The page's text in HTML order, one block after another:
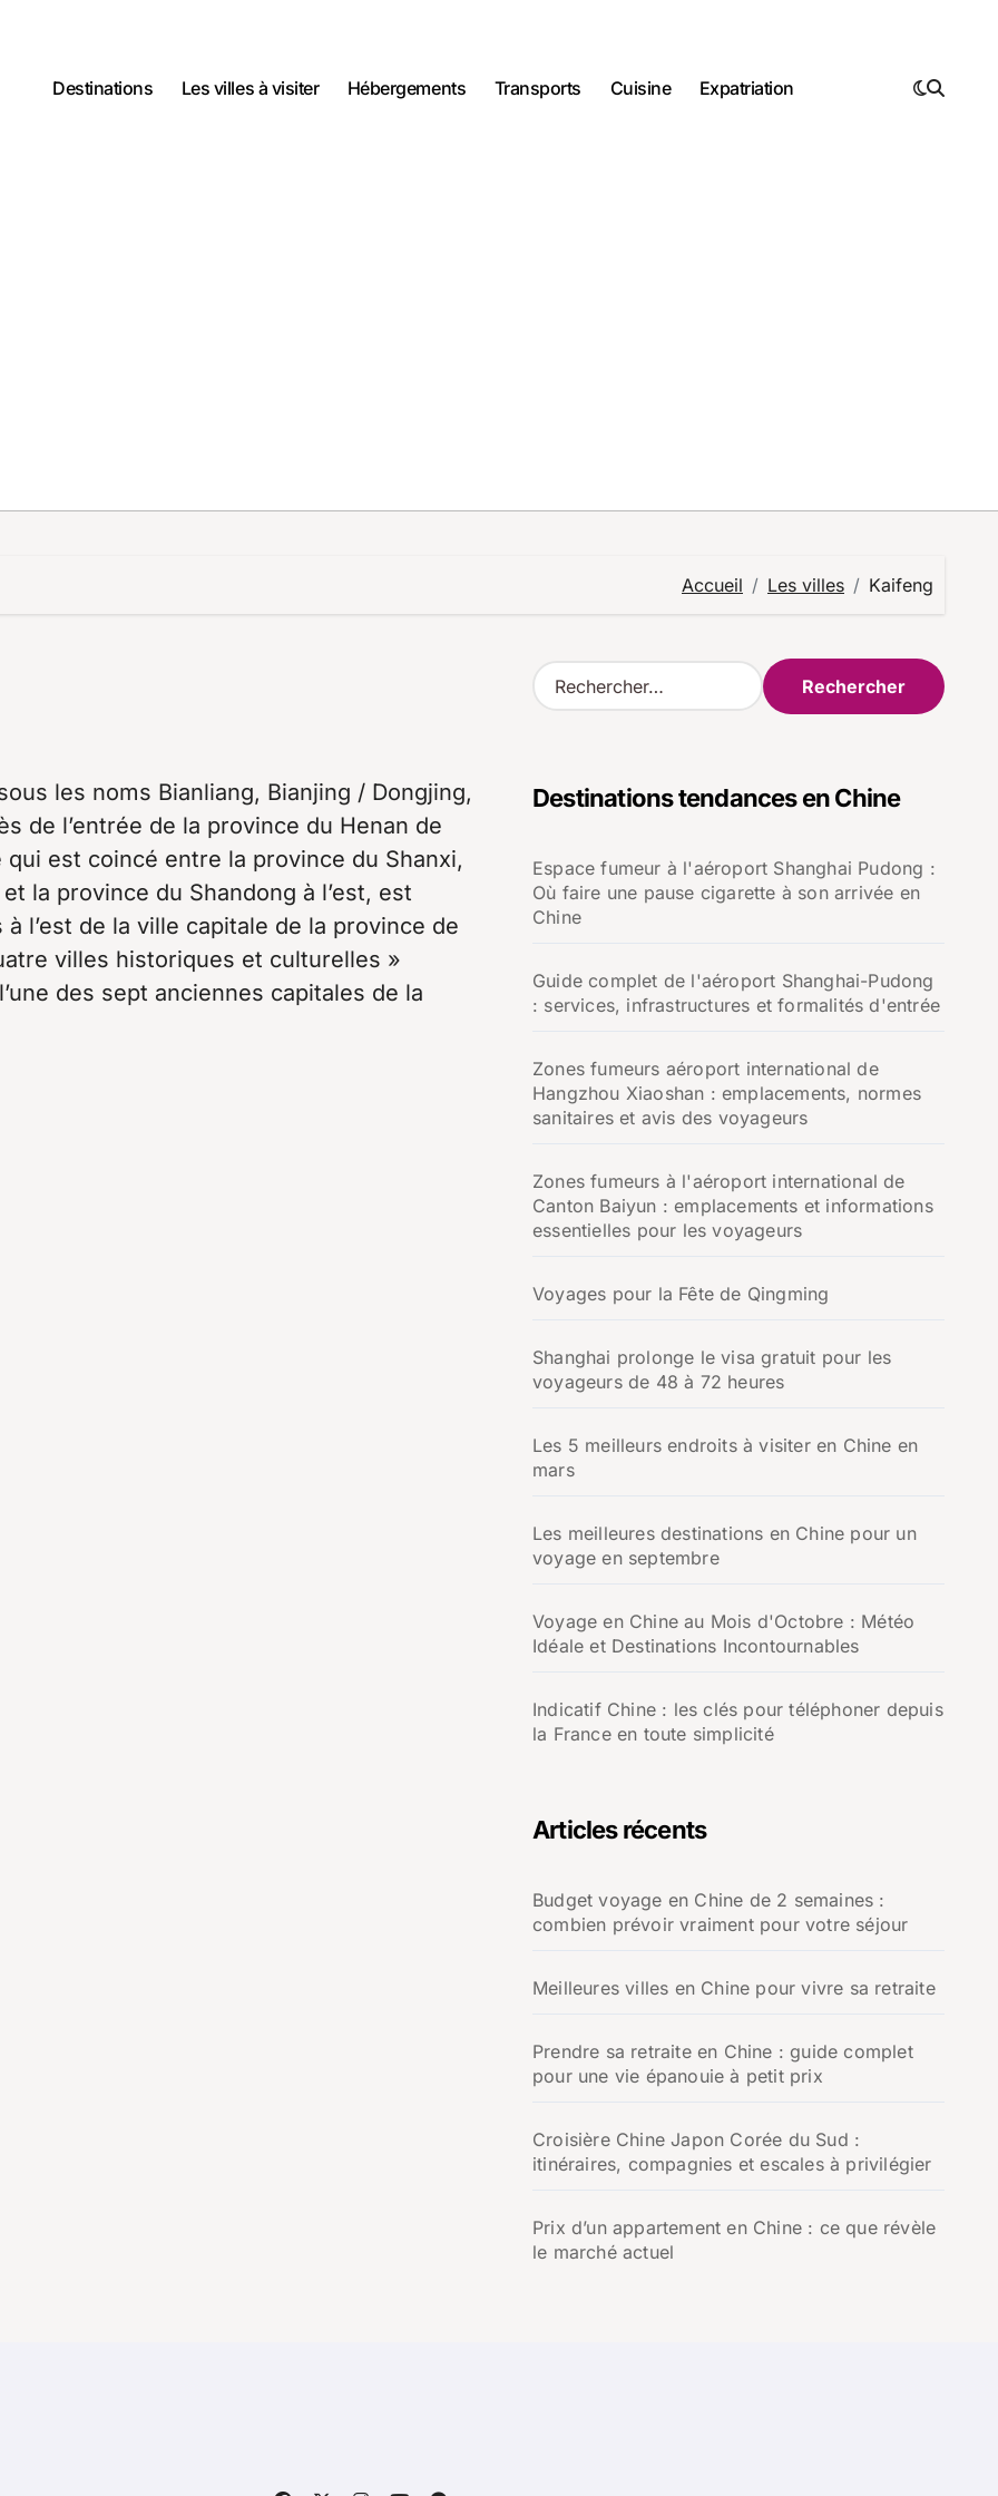
Destinations
Les villes à visiter Hébergements Transports Cuisine Expatriation
Accueil Les villes Kaifeng
les noms Bianliang, Bianjing / Dongjing,
de l’entrée de la province du Henan de
est coincé entre la province du Shanxi,
la province du Shandong à l’est, est
l’est de la ville capitale de la province de
villes historiques et culturelles »
des sept anciennes capitales de la
R
e
r
e
r
Destinations tendances en Chine
Espace fumeur à l'aéroport Shanghai Pudong :
Où faire une pause cigarette à son arrivée en
Chine
Guide complet de l'aéroport Shanghai-Pudong
: services, infrastructures et formalités d'entrée
Zones fumeurs aéroport international de
Hangzhou Xiaoshan : emplacements, normes
sanitaires et avis des voyageurs
Zones fumeurs à l'aéroport international de
Canton Baiyun : emplacements et informations
essentielles pour les voyageurs
Voyages pour la Fête de Qingming
Shanghai prolonge le visa gratuit pour les
voyageurs de 48 à 72 heures
Les 5 meilleurs endroits à visiter en Chine en
mars
Les meilleures destinations en Chine pour un
voyage en septembre
Voyage en Chine au Mois d'Octobre : Météo
Idéale et Destinations Incontournables
Indicatif Chine : les clés pour téléphoner depuis
la France en toute simplicité
Articles récents
Budget voyage en Chine de 2 semaines :
combien prévoir vraiment pour votre séjour
Meilleures villes en Chine pour vivre sa retraite
Prendre sa retraite en Chine : guide complet
pour une vie épanouie à petit prix
Croisière Chine Japon Corée du Sud :
itinéraires, compagnies et escales à privilégier
Prix d’un appartement en Chine : ce que révèle
le marché actuel